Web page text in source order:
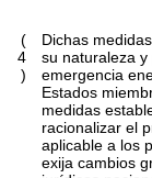
(
4
)
Dichas
su naturaleza
emergencia
Estados
medidas
racionalizar el
aplicable a los
exija cambios